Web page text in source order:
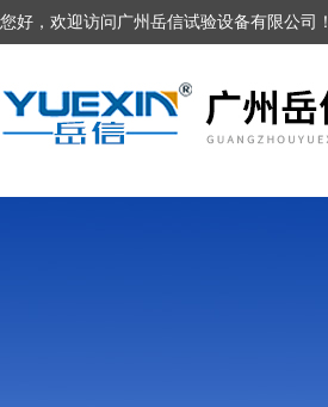
您好，欢迎访问广州岳信试验设备有限公司！